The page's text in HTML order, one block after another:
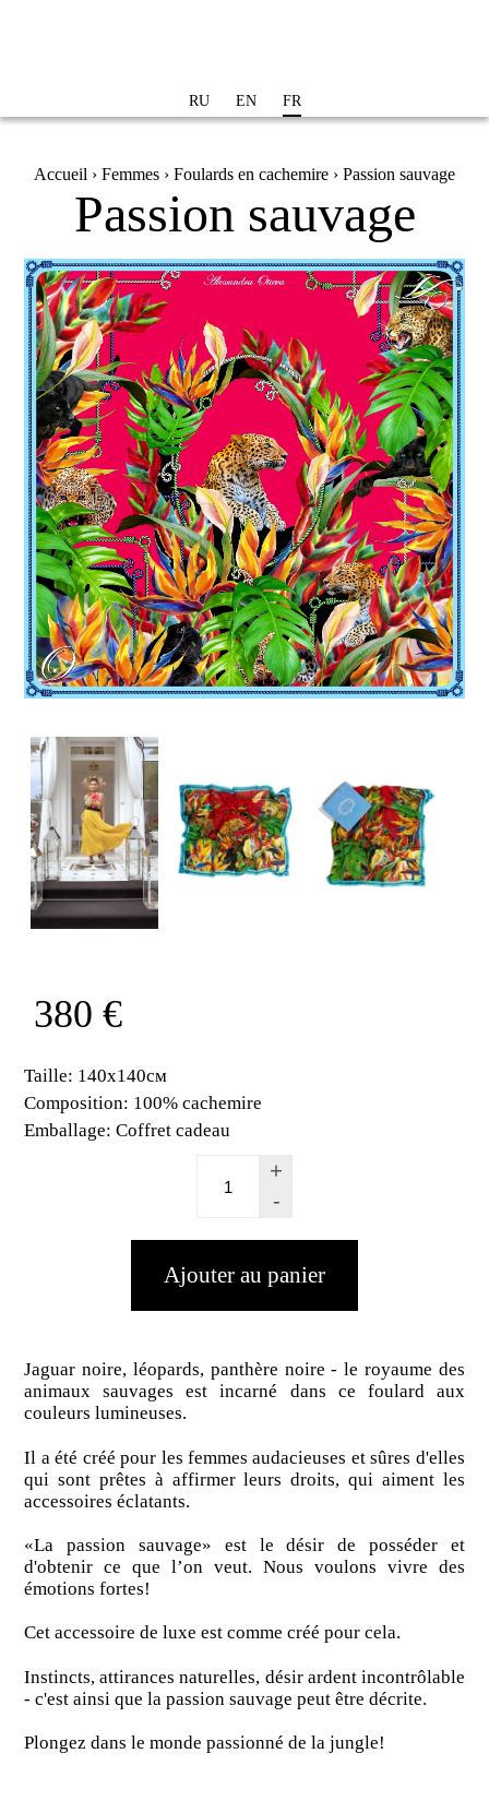
RU EN FR
Vous êtes ici
Accueil › Femmes › Foulards en cachemire › Passion sauvage
Passion sauvage
380 €
Taille: 140x140cм
Composition: 100% cachemire
Emballage:Coffret cadeau
+
-
Jaguar noire, léopards, panthère noire - le royaume des
animaux sauvages est incarné dans ce foulard aux
couleurs lumineuses.
Il a été créé pour les femmes audacieuses et sûres d'elles
qui sont prêtes à affirmer leurs droits, qui aiment les
accessoires éclatants.
«La passion sauvage» est le désir de posséder et
d'obtenir ce que l’on veut. Nous voulons vivre des
émotions fortes!
Cet accessoire de luxe est comme créé pour cela.
Instincts, attirances naturelles, désir ardent incontrôlable
- c'est ainsi que la passion sauvage peut être décrite.
Plongez dans le monde passionné de la jungle!